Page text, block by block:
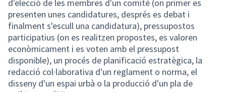
d'elecció de les membres d'un comitè (on primer es
presenten unes candidatures, després es debat i
finalment s'escull una candidatura), pressupostos
participatius (on es realitzen propostes, es valoren
econòmicament i es voten amb el pressupost
disponible), un procés de planificació estratègica, la
redacció col·laborativa d'un reglament o norma, el
disseny d'un espai urbà o la producció d'un pla de